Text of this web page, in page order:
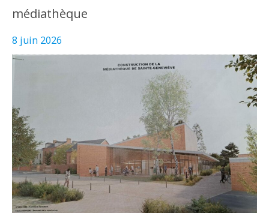
médiathèque
8 juin 2026